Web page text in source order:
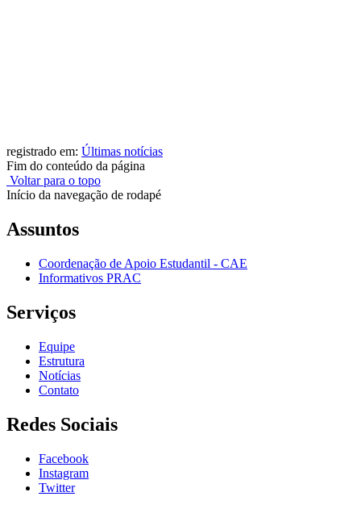
registrado em: Últimas notícias
Fim do conteúdo da página
Voltar para o topo
Início da navegação de rodapé
Assuntos
Coordenação de Apoio Estudantil - CAE
Informativos PRAC
Serviços
Equipe
Estrutura
Notícias
Contato
Redes Sociais
Facebook
Instagram
Twitter